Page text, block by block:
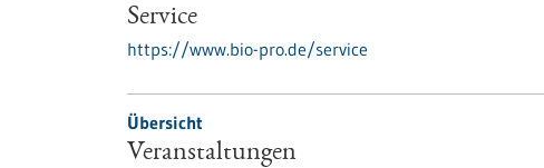
Service
https://www.bio-pro.de/service
Übersicht
Veranstaltungen